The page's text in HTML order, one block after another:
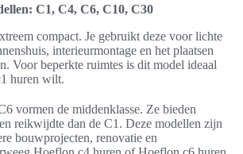
C1, C4, C6, C10, C30
compact. Je gebruikt deze voor lichte
interieurmontage en het plaatsen
Voor beperkte ruimtes is dit model ideaal
huren wilt.
vormen de middenklasse. Ze bieden
reikwijdte dan de C1. Deze modellen zijn
bouwprojecten, renovatie en